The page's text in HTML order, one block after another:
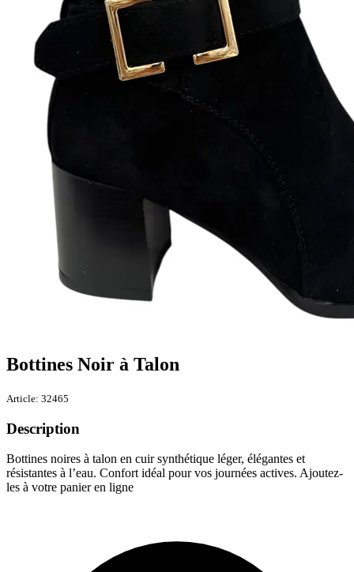
Bottines Noir à Talon
Article: 32465
Description
Bottines noires à talon en cuir synthétique léger, élégantes et
résistantes à l’eau. Confort idéal pour vos journées actives. Ajoutez-
les à votre panier en ligne